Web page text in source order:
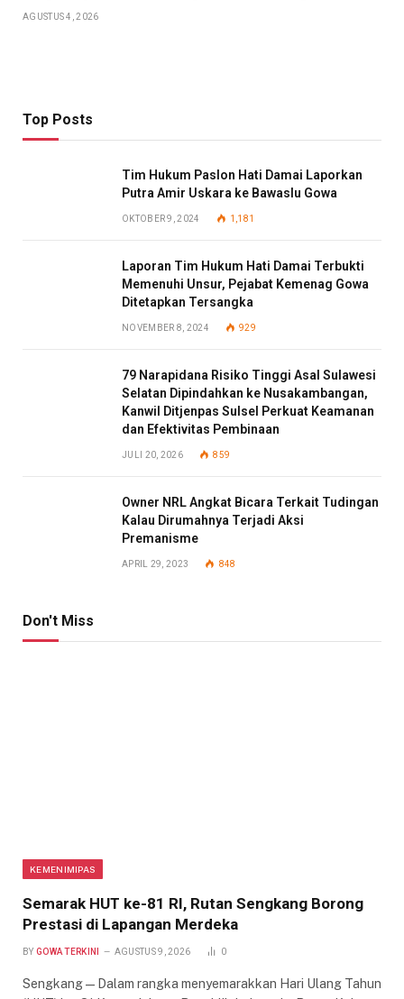
AGUSTUS 4, 2026
Top Posts
Tim Hukum Paslon Hati Damai Laporkan
Putra Amir Uskara ke Bawaslu Gowa
OKTOBER 9, 2024 1,181
Laporan Tim Hukum Hati Damai Terbukti
Memenuhi Unsur, Pejabat Kemenag Gowa
Ditetapkan Tersangka
NOVEMBER 8, 2024 929
79 Narapidana Risiko Tinggi Asal Sulawesi
Selatan Dipindahkan ke Nusakambangan,
Kanwil Ditjenpas Sulsel Perkuat Keamanan
dan Efektivitas Pembinaan
JULI 20, 2026 859
Owner NRL Angkat Bicara Terkait Tudingan
Kalau Dirumahnya Terjadi Aksi
Premanisme
APRIL 29, 2023 848
Don't Miss
KEMENIMIPAS
Semarak HUT ke-81 RI, Rutan Sengkang Borong
Prestasi di Lapangan Merdeka
BY GOWA TERKINI AGUSTUS 9, 2026 0
Sengkang — Dalam rangka menyemarakkan Hari Ulang Tahun